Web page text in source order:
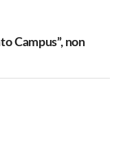
Campus”, non